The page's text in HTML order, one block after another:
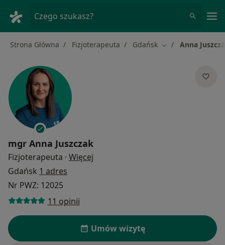
Czego szukasz?
Strona Główna Fizjoterapeuta Gdańsk Zmień miasto
Anna
mgr Anna Juszczak
Fizjoterapeuta · Więcej
Gdańsk 1 adres
Nr PWZ: 12025
11 opinii
Umów wizytę